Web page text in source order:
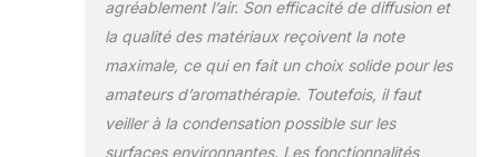
de flamme : les
diffuseurs d'huile
pour la maison ont
une lumière chaude
similaire à la couleur
de la flamme qui
agréablement l’air. Son efficacité de diffusion et
la qualité des matériaux reçoivent la note
maximale, ce qui en fait un choix solide pour les
amateurs d’aromathérapie. Toutefois, il faut
veiller à la condensation possible sur les
surfaces environnantes. Les fonctionnalités